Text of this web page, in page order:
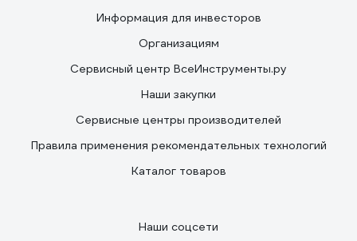
Информация для инвесторов
Организациям
Сервисный центр ВсеИнструменты.ру
Наши закупки
Сервисные центры производителей
Правила применения рекомендательных технологий
Каталог товаров
Наши соцсети